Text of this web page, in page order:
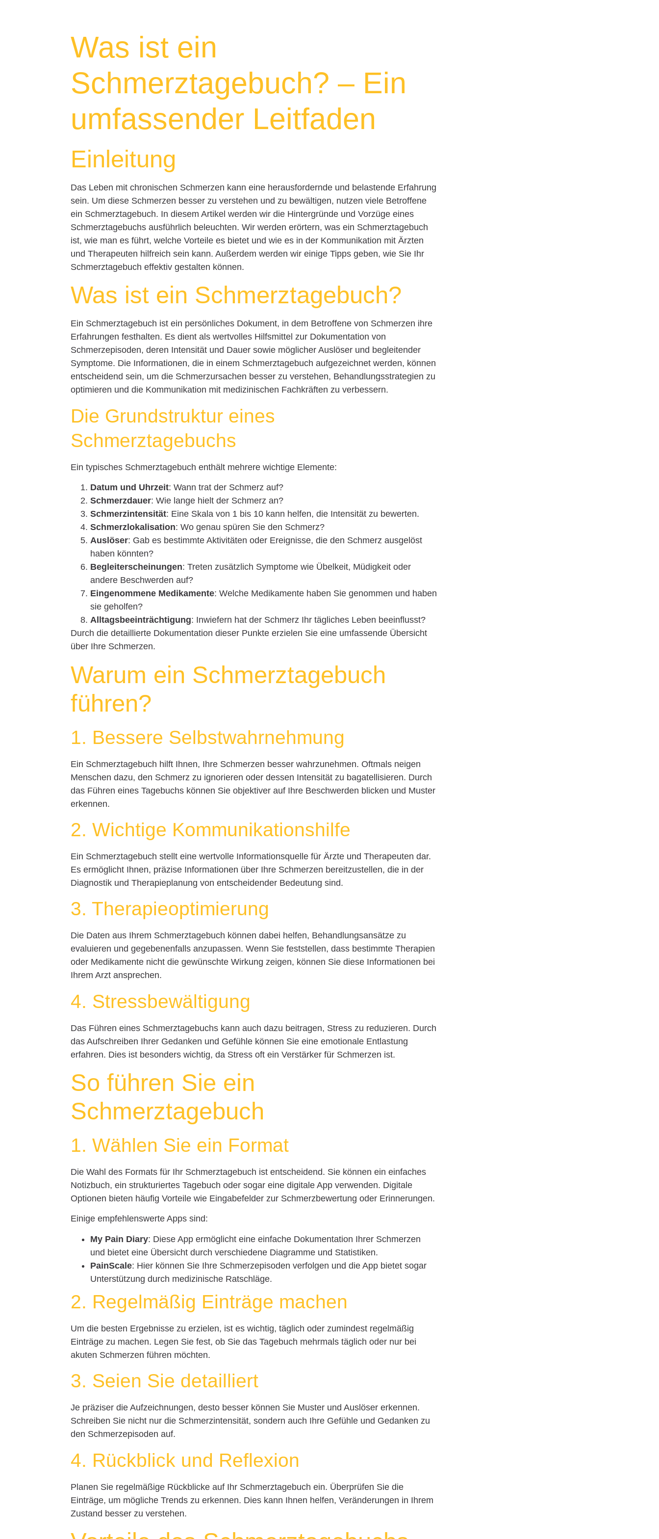
Was ist ein
Schmerztagebuch? – Ein
umfassender Leitfaden
Einleitung
Das Leben mit chronischen Schmerzen kann eine herausfordernde und belastende Erfahrung
sein. Um diese Schmerzen besser zu verstehen und zu bewältigen, nutzen viele Betroffene
ein Schmerztagebuch. In diesem Artikel werden wir die Hintergründe und Vorzüge eines
Schmerztagebuchs ausführlich beleuchten. Wir werden erörtern, was ein Schmerztagebuch
ist, wie man es führt, welche Vorteile es bietet und wie es in der Kommunikation mit Ärzten
und Therapeuten hilfreich sein kann. Außerdem werden wir einige Tipps geben, wie Sie Ihr
Schmerztagebuch effektiv gestalten können.
Was ist ein Schmerztagebuch?
Ein Schmerztagebuch ist ein persönliches Dokument, in dem Betroffene von Schmerzen ihre
Erfahrungen festhalten. Es dient als wertvolles Hilfsmittel zur Dokumentation von
Schmerzepisoden, deren Intensität und Dauer sowie möglicher Auslöser und begleitender
Symptome. Die Informationen, die in einem Schmerztagebuch aufgezeichnet werden, können
entscheidend sein, um die Schmerzursachen besser zu verstehen, Behandlungsstrategien zu
optimieren und die Kommunikation mit medizinischen Fachkräften zu verbessern.
Die Grundstruktur eines
Schmerztagebuchs
Ein typisches Schmerztagebuch enthält mehrere wichtige Elemente:
Datum und Uhrzeit: Wann trat der Schmerz auf?
Schmerzdauer: Wie lange hielt der Schmerz an?
Schmerzintensität: Eine Skala von 1 bis 10 kann helfen, die Intensität zu bewerten.
Schmerzlokalisation: Wo genau spüren Sie den Schmerz?
Auslöser: Gab es bestimmte Aktivitäten oder Ereignisse, die den Schmerz ausgelöst
haben könnten?
Begleiterscheinungen: Treten zusätzlich Symptome wie Übelkeit, Müdigkeit oder
andere Beschwerden auf?
Eingenommene Medikamente: Welche Medikamente haben Sie genommen und haben
sie geholfen?
Alltagsbeeinträchtigung: Inwiefern hat der Schmerz Ihr tägliches Leben beeinflusst?
Durch die detaillierte Dokumentation dieser Punkte erzielen Sie eine umfassende Übersicht
über Ihre Schmerzen.
Warum ein Schmerztagebuch
führen?
1. Bessere Selbstwahrnehmung
Ein Schmerztagebuch hilft Ihnen, Ihre Schmerzen besser wahrzunehmen. Oftmals neigen
Menschen dazu, den Schmerz zu ignorieren oder dessen Intensität zu bagatellisieren. Durch
das Führen eines Tagebuchs können Sie objektiver auf Ihre Beschwerden blicken und Muster
erkennen.
2. Wichtige Kommunikationshilfe
Ein Schmerztagebuch stellt eine wertvolle Informationsquelle für Ärzte und Therapeuten dar.
Es ermöglicht Ihnen, präzise Informationen über Ihre Schmerzen bereitzustellen, die in der
Diagnostik und Therapieplanung von entscheidender Bedeutung sind.
3. Therapieoptimierung
Die Daten aus Ihrem Schmerztagebuch können dabei helfen, Behandlungsansätze zu
evaluieren und gegebenenfalls anzupassen. Wenn Sie feststellen, dass bestimmte Therapien
oder Medikamente nicht die gewünschte Wirkung zeigen, können Sie diese Informationen bei
Ihrem Arzt ansprechen.
4. Stressbewältigung
Das Führen eines Schmerztagebuchs kann auch dazu beitragen, Stress zu reduzieren. Durch
das Aufschreiben Ihrer Gedanken und Gefühle können Sie eine emotionale Entlastung
erfahren. Dies ist besonders wichtig, da Stress oft ein Verstärker für Schmerzen ist.
So führen Sie ein
Schmerztagebuch
1. Wählen Sie ein Format
Die Wahl des Formats für Ihr Schmerztagebuch ist entscheidend. Sie können ein einfaches
Notizbuch, ein strukturiertes Tagebuch oder sogar eine digitale App verwenden. Digitale
Optionen bieten häufig Vorteile wie Eingabefelder zur Schmerzbewertung oder Erinnerungen.
Einige empfehlenswerte Apps sind:
My Pain Diary: Diese App ermöglicht eine einfache Dokumentation Ihrer Schmerzen
und bietet eine Übersicht durch verschiedene Diagramme und Statistiken.
PainScale: Hier können Sie Ihre Schmerzepisoden verfolgen und die App bietet sogar
Unterstützung durch medizinische Ratschläge.
2. Regelmäßig Einträge machen
Um die besten Ergebnisse zu erzielen, ist es wichtig, täglich oder zumindest regelmäßig
Einträge zu machen. Legen Sie fest, ob Sie das Tagebuch mehrmals täglich oder nur bei
akuten Schmerzen führen möchten.
3. Seien Sie detailliert
Je präziser die Aufzeichnungen, desto besser können Sie Muster und Auslöser erkennen.
Schreiben Sie nicht nur die Schmerzintensität, sondern auch Ihre Gefühle und Gedanken zu
den Schmerzepisoden auf.
4. Rückblick und Reflexion
Planen Sie regelmäßige Rückblicke auf Ihr Schmerztagebuch ein. Überprüfen Sie die
Einträge, um mögliche Trends zu erkennen. Dies kann Ihnen helfen, Veränderungen in Ihrem
Zustand besser zu verstehen.